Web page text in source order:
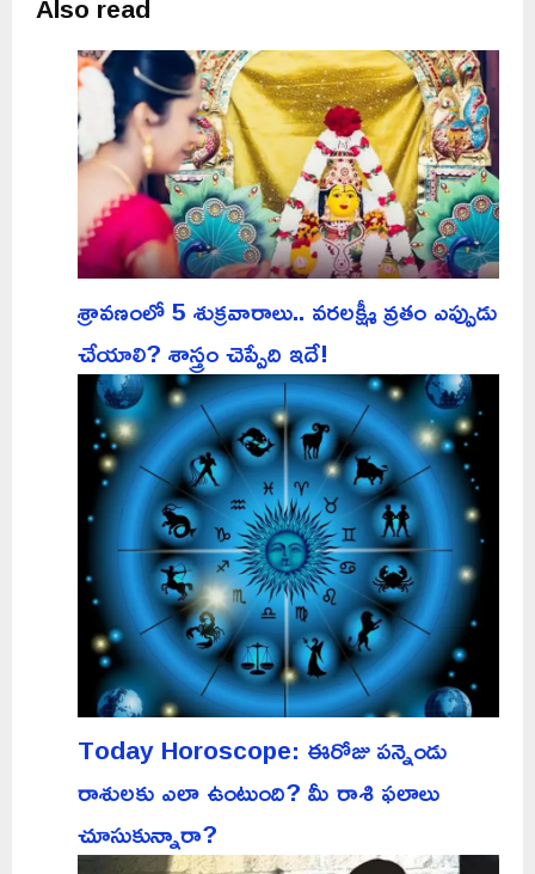
శ్రావణంలో 5 శుక్రవారాలు.. వరలక్ష్మీ వ్రతం ఎప్పుడు
చేయాలి? శాస్త్రం చెప్పేది ఇదే!
Today Horoscope: ఈరోజు పన్నెండు
రాశులకు ఎలా ఉంటుంది? మీ రాశి ఫలాలు
చూసుకున్నారా?